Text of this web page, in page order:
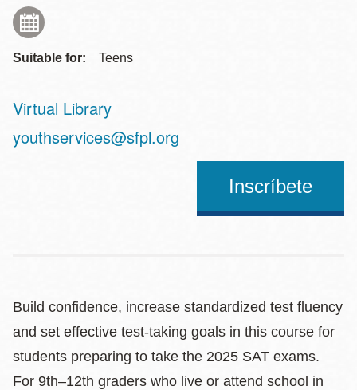
Suitable for: Teens
Virtual Library
Address
youthservices@sfpl.org
Inscríbete
Build confidence, increase standardized test fluency
and set effective test-taking goals in this course for
students preparing to take the 2025 SAT exams.
For 9th–12th graders who live or attend school in